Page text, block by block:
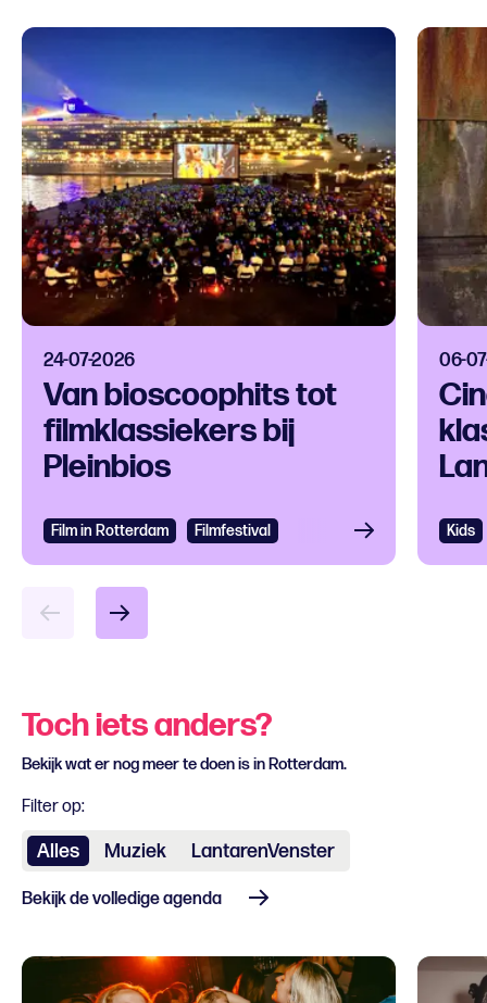
24-07-2026
Van bioscoophits tot
filmklassiekers bij
Pleinbios
Film in Rotterdam Filmfestival
06-
Kids
Bekijken
Toch iets anders?
Bekijk wat er nog meer te doen is in Rotterdam.
Filter op:
Alles Muziek LantarenVenster
Bekijk de volledige agenda